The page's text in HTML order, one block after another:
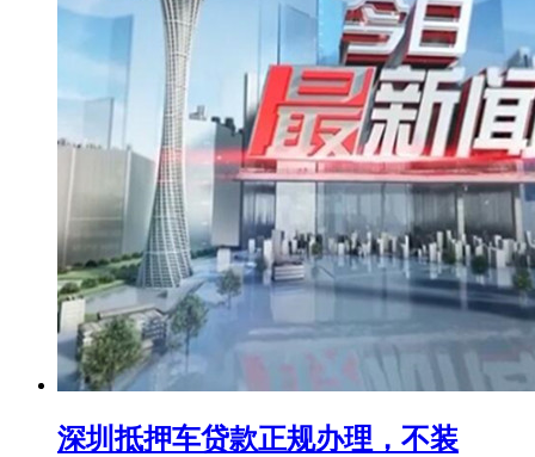
深圳抵押车贷款正规办理，不装